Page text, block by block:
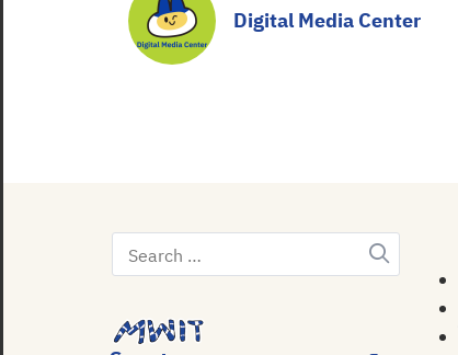
Digital Media Center
Search
for: